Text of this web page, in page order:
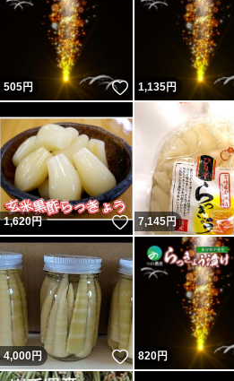
505円 いいね！
1,135円
1,620円 いいね！
7,145円
4,000円 いいね！
820円